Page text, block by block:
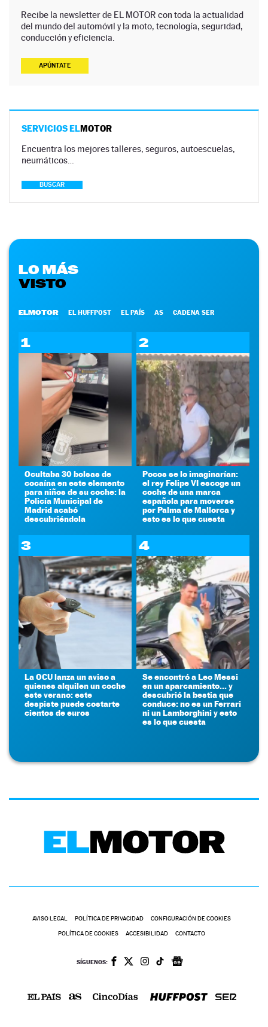
Recibe la newsletter de EL MOTOR con toda la actualidad
del mundo del automóvil y la moto, tecnología, seguridad,
conducción y eficiencia.
APÚNTATE
SERVICIOS ELMOTOR
Encuentra los mejores talleres, seguros, autoescuelas,
neumáticos…
BUSCAR
LO MÁS
VISTO
ELMOTOR EL HUFFPOST EL PAÍS AS CADENA SER
1
Ocultaba 30 bolsas de
cocaína en este elemento
para niños de su coche: la
Policía Municipal de
Madrid acabó
descubriéndola
2
Pocos se lo imaginarían:
el rey Felipe VI escoge un
coche de una marca
española para moverse
por Palma de Mallorca y
esto es lo que cuesta
3
La OCU lanza un aviso a
quienes alquilen un coche
este verano: este
despiste puede costarte
cientos de euros
4
Se encontró a Leo Messi
en un aparcamiento... y
descubrió la bestia que
conduce: no es un Ferrari
ni un Lamborghini y esto
es lo que cuesta
AVISO LEGAL POLÍTICA DE PRIVACIDAD CONFIGURACIÓN DE COOKIES
POLÍTICA DE COOKIES ACCESIBILIDAD CONTACTO
SÍGUENOS: